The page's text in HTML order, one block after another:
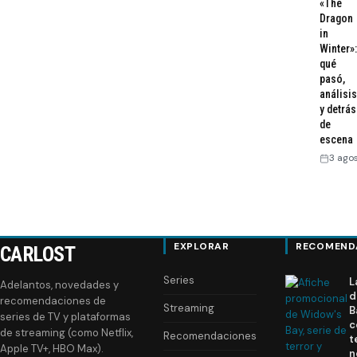
«The
Dragon
in
Winter»:
qué
pasó,
análisis
y detrás
de
escena
3
CARLOST
Adelantos, novedades y
recomendaciones de
series de TV y plataformas
de streaming (como Netflix,
Apple TV+, HBO Max).
EXPLORAR
Series
Streaming
Recomendaciones